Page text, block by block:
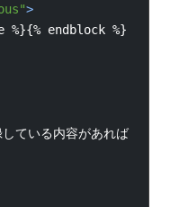
>
%}{% endblock %}
ている内容があれば